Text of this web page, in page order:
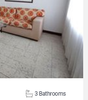
3 Bathrooms